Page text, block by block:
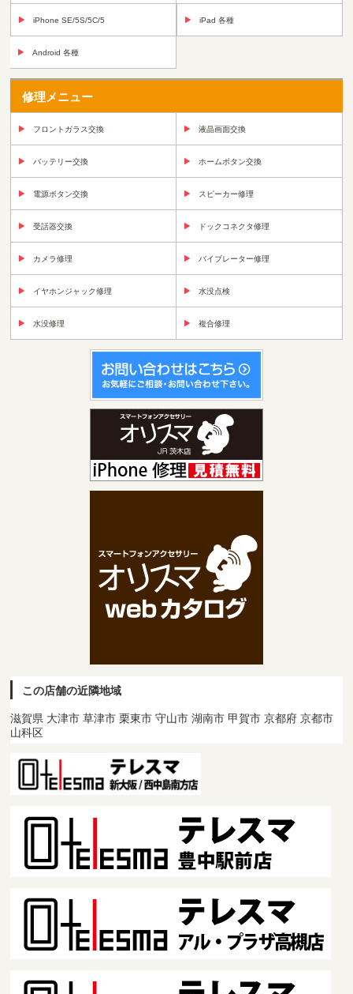
iPhone SE/5S/5C/5 iPad 各種
Android 各種
修理メニュー
フロントガラス交換 液晶画面交換
バッテリー交換 ホームボタン交換
電源ボタン交換 スピーカー修理
受話器交換 ドックコネクタ修理
カメラ修理 バイブレーター修理
イヤホンジャック修理 水没点検
水没修理 複合修理
この店舗の近隣地域
滋賀県 大津市 草津市 栗東市 守山市 湖南市 甲賀市 京都府 京都市
山科区